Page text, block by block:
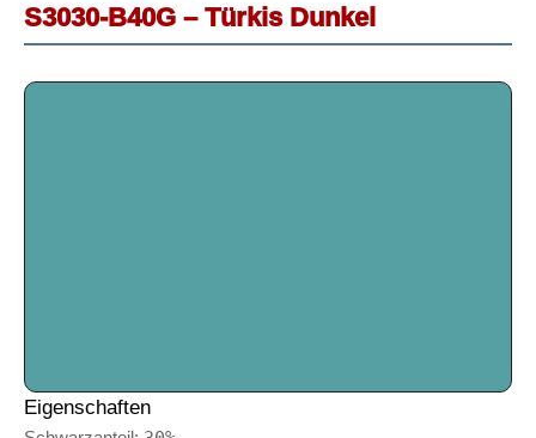
S3030-B40G – Türkis Dunkel
Eigenschaften